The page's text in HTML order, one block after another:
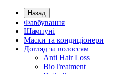
Назад
Фарбування
Шампуні
Маски та кондиціонери
Догляд за волоссям
Anti Hair Loss
BioTreatment